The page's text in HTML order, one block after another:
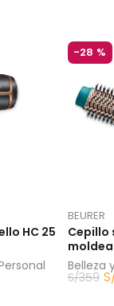
HC 25
-28 %
BEURER
Cepillo
45
Belleza
S/359